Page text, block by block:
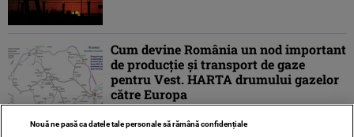
Cum devine România un nod important
de producţie şi transport de gaze
pentru Vest. HARTA drumului gazelor
către Europa
Nouă ne pasă ca datele tale personale să rămână confidențiale